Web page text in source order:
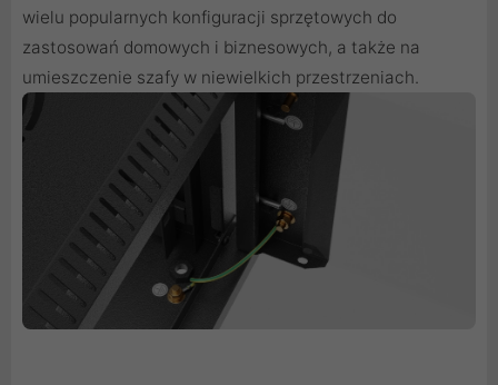
wielu popularnych konfiguracji sprzętowych do
zastosowań domowych i biznesowych, a także na
umieszczenie szafy w niewielkich przestrzeniach.